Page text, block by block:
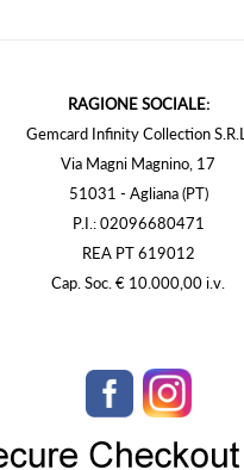
RAGIONE SOCIALE:
Gemcard Infinity Collection S.R.L.
Via Magni Magnino, 17
51031 - Agliana (PT)
P.I.: 02096680471
REA PT 619012
Cap. Soc. € 10.000,00 i.v.